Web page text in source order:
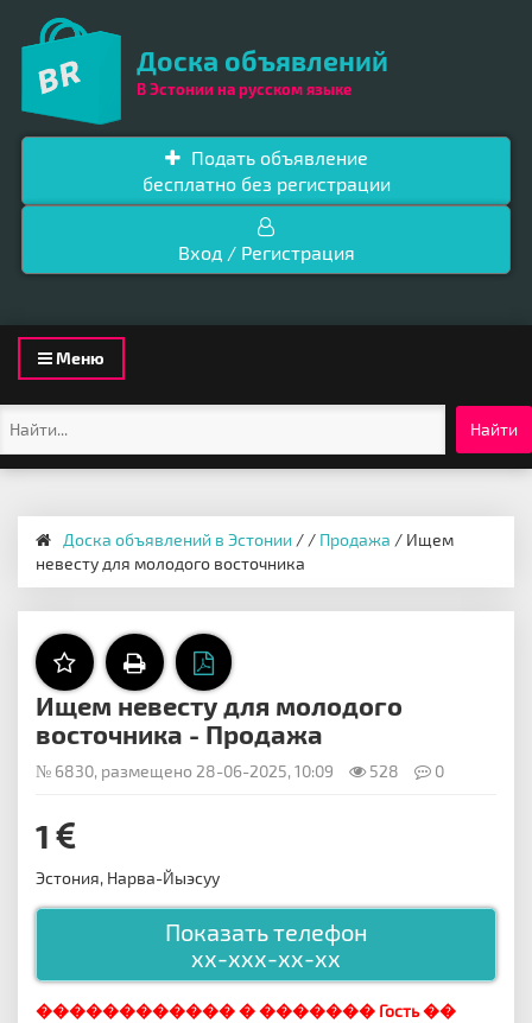
Доска объявлений
В Эстонии на русском языке
Подать объявление
бесплатно без регистрации
Вход / Регистрация
Toggle
navigation
Меню
Найти
Доска объявлений в Эстонии / / Продажа / Ищем
невесту для молодого восточника
Ищем невесту для молодого
восточника - Продажа
№ 6830, размещено 28-06-2025, 10:09 528 0
1
Эстония, Нарва-Йыэсуу
Показать телефон
xx-xxx-xx-xx
������������ � ������� Гость ��